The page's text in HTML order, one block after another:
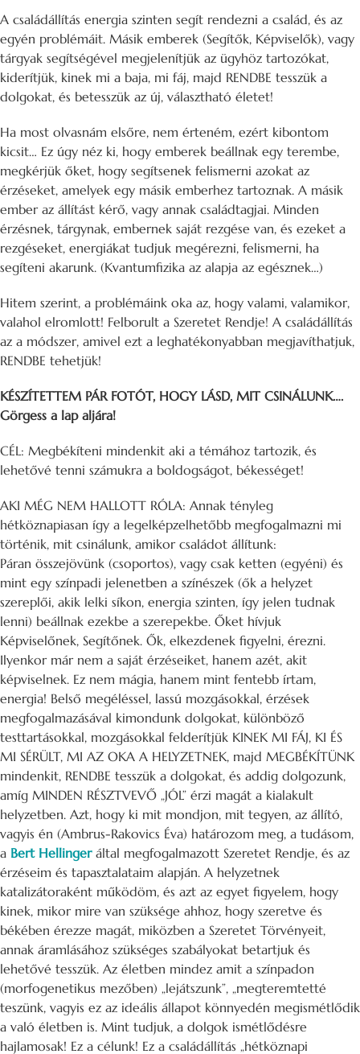
A családállítás energia szinten segít rendezni a család, és az
egyén problémáit. Másik emberek (Segítők, Képviselők), vagy
tárgyak segítségével megjelenítjük az ügyhöz tartozókat,
kiderítjük, kinek mi a baja, mi fáj, majd RENDBE tesszük a
dolgokat, és betesszük az új, választható életet!
Ha most olvasnám elsőre, nem érteném, ezért kibontom
kicsit… Ez úgy néz ki, hogy emberek beállnak egy terembe,
megkérjük őket, hogy segítsenek felismerni azokat az
érzéseket, amelyek egy másik emberhez tartoznak. A másik
ember az állítást kérő, vagy annak családtagjai. Minden
érzésnek, tárgynak, embernek saját rezgése van, és ezeket a
rezgéseket, energiákat tudjuk megérezni, felismerni, ha
segíteni akarunk. (Kvantumfizika az alapja az egésznek…)
Hitem szerint, a problémáink oka az, hogy valami, valamikor,
valahol elromlott! Felborult a Szeretet Rendje! A családállítás
az a módszer, amivel ezt a leghatékonyabban megjavíthatjuk,
RENDBE tehetjük!
KÉSZÍTETTEM PÁR FOTÓT, HOGY LÁSD, MIT CSINÁLUNK….
Görgess a lap aljára!
CÉL: Megbékíteni mindenkit aki a témához tartozik, és
lehetővé tenni számukra a boldogságot, békességet!
AKI MÉG NEM HALLOTT RÓLA: Annak tényleg
hétköznapiasan így a legelképzelhetőbb megfogalmazni mi
történik, mit csinálunk, amikor családot állítunk:
Páran összejövünk (csoportos), vagy csak ketten (egyéni) és
mint egy színpadi jelenetben a színészek (ők a helyzet
szereplői, akik lelki síkon, energia szinten, így jelen tudnak
lenni) beállnak ezekbe a szerepekbe. Őket hívjuk
Képviselőnek, Segítőnek. Ők, elkezdenek figyelni, érezni.
Ilyenkor már nem a saját érzéseiket, hanem azét, akit
képviselnek. Ez nem mágia, hanem mint fentebb írtam,
energia! Belső megéléssel, lassú mozgásokkal, érzések
megfogalmazásával kimondunk dolgokat, különböző
testtartásokkal, mozgásokkal felderítjük KINEK MI FÁJ, KI ÉS
MI SÉRÜLT, MI AZ OKA A HELYZETNEK, majd MEGBÉKÍTÜNK
mindenkit, RENDBE tesszük a dolgokat, és addig dolgozunk,
amíg MINDEN RÉSZTVEVŐ „JÓL” érzi magát a kialakult
helyzetben. Azt, hogy ki mit mondjon, mit tegyen, az állító,
vagyis én (Ambrus-Rakovics Éva) határozom meg, a tudásom,
a Bert Hellinger által megfogalmazott Szeretet Rendje, és az
érzéseim és tapasztalataim alapján. A helyzetnek
katalizátoraként működöm, és azt az egyet figyelem, hogy
kinek, mikor mire van szüksége ahhoz, hogy szeretve és
békében érezze magát, miközben a Szeretet Törvényeit,
annak áramlásához szükséges szabályokat betartjuk és
lehetővé tesszük. Az életben mindez amit a színpadon
(morfogenetikus mezőben) „lejátszunk”, „megteremtetté
teszünk, vagyis ez az ideális állapot könnyedén megismétlődik
a való életben is. Mint tudjuk, a dolgok ismétlődésre
hajlamosak! Ez a célunk! Ez a családállítás „hétköznapi